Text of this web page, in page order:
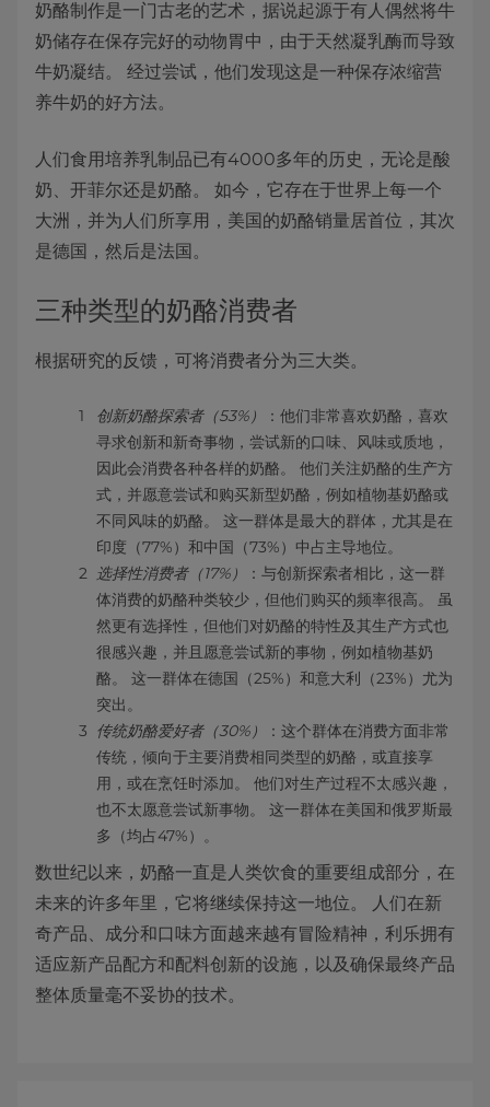
奶酪制作是一门古老的艺术，据说起源于有人偶然将牛
奶储存在保存完好的动物胃中，由于天然凝乳酶而导致
牛奶凝结。 经过尝试，他们发现这是一种保存浓缩营
养牛奶的好方法。
人们食用培养乳制品已有4000多年的历史，无论是酸
奶、开菲尔还是奶酪。 如今，它存在于世界上每一个
大洲，并为人们所享用，美国的奶酪销量居首位，其次
是德国，然后是法国。
三种类型的奶酪消费者
根据研究的反馈，可将消费者分为三大类。
创新奶酪探索者（53%）
：他们非常喜欢奶酪，喜欢
寻求创新和新奇事物，尝试新的口味、风味或质地，
因此会消费各种各样的奶酪。 他们关注奶酪的生产方
式，并愿意尝试和购买新型奶酪，例如植物基奶酪或
不同风味的奶酪。 这一群体是最大的群体，尤其是在
印度（77%）和中国（73%）中占主导地位。
选择性消费者（17%）
：与创新探索者相比，这一群
体消费的奶酪种类较少，但他们购买的频率很高。 虽
然更有选择性，但他们对奶酪的特性及其生产方式也
很感兴趣，并且愿意尝试新的事物，例如植物基奶
酪。 这一群体在德国（25%）和意大利（23%）尤为
突出。
传统奶酪爱好者（30%）
：这个群体在消费方面非常
传统，倾向于主要消费相同类型的奶酪，或直接享
用，或在烹饪时添加。 他们对生产过程不太感兴趣，
也不太愿意尝试新事物。 这一群体在美国和俄罗斯最
多（均占47%）。
数世纪以来，奶酪一直是人类饮食的重要组成部分，在
未来的许多年里，它将继续保持这一地位。 人们在新
奇产品、成分和口味方面越来越有冒险精神，利乐拥有
适应新产品配方和配料创新的设施，以及确保最终产品
整体质量毫不妥协的技术。